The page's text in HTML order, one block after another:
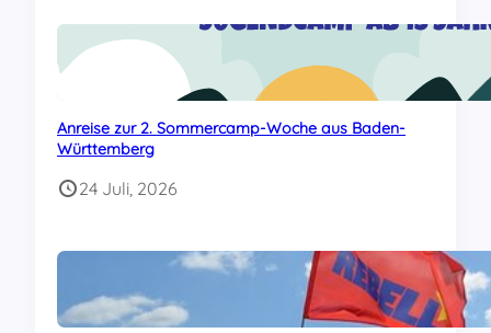
Anreise zur 2. Sommercamp-Woche aus Baden-
Württemberg
24 Juli, 2026